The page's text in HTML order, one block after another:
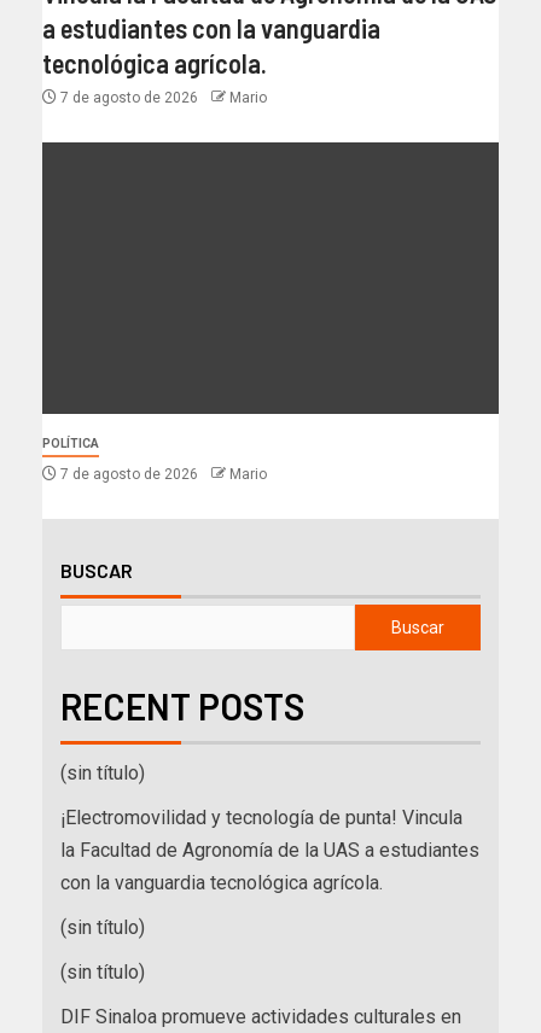
a estudiantes con la vanguardia
tecnológica agrícola.
7 de agosto de 2026 Mario
POLÍTICA
7 de agosto de 2026 Mario
BUSCAR
Buscar
RECENT POSTS
(sin título)
¡Electromovilidad y tecnología de punta! Vincula
la Facultad de Agronomía de la UAS a estudiantes
con la vanguardia tecnológica agrícola.
(sin título)
(sin título)
DIF Sinaloa promueve actividades culturales en